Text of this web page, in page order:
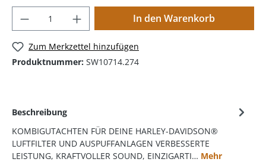
In den Warenkorb
Zum Merkzettel hinzufügen
Produktnummer: SW10714.274
Beschreibung
KOMBIGUTACHTEN FÜR DEINE HARLEY-DAVIDSON®
LUFTFILTER UND AUSPUFFANLAGEN VERBESSERTE
LEISTUNG, KRAFTVOLLER SOUND, EINZIGARTI… Mehr